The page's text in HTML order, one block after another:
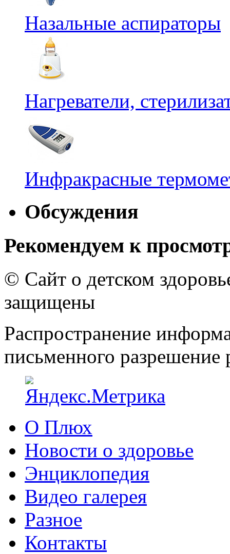
Назальные аспираторы
Нагреватели,
Инфракрасные
Обсуждения
Рекомендуем к
© Сайт о детском
защищены
Распространение
письменного разрешение
О Плюх
Новости о здоровье
Энциклопедия
Видео галерея
Разное
Контакты